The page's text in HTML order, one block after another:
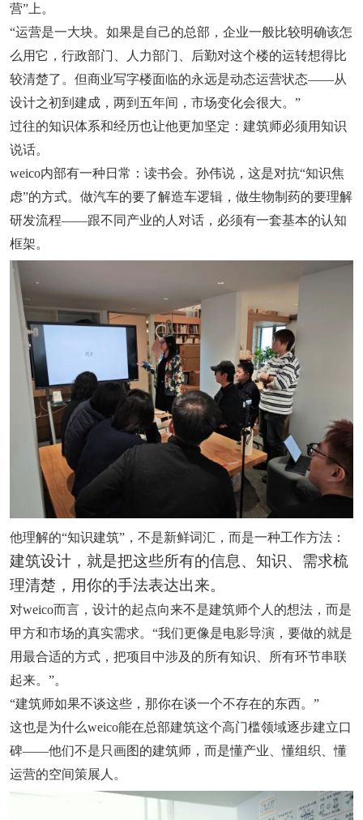
营”上。
“运营是一大块。如果是自己的总部，企业一般比较明确该怎
么用它，行政部门、人力部门、后勤对这个楼的运转想得比
较清楚了。但商业写字楼面临的永远是动态运营状态——从
设计之初到建成，两到五年间，市场变化会很大。”
过往的知识体系和经历也让他更加坚定：建筑师必须用知识
说话。
weico内部有一种日常：读书会。孙伟说，这是对抗“知识焦
虑”的方式。做汽车的要了解造车逻辑，做生物制药的要理解
研发流程——跟不同产业的人对话，必须有一套基本的认知
框架。
他理解的“知识建筑”，不是新鲜词汇，而是一种工作方法：
建筑设计，就是把这些所有的信息、知识、需求梳
理清楚，用你的手法表达出来。
对weico而言，设计的起点向来不是建筑师个人的想法，而是
甲方和市场的真实需求。“我们更像是电影导演，要做的就是
用最合适的方式，把项目中涉及的所有知识、所有环节串联
起来。”。
“建筑师如果不谈这些，那你在谈一个不存在的东西。”
这也是为什么weico能在总部建筑这个高门槛领域逐步建立口
碑——他们不是只画图的建筑师，而是懂产业、懂组织、懂
运营的空间策展人。